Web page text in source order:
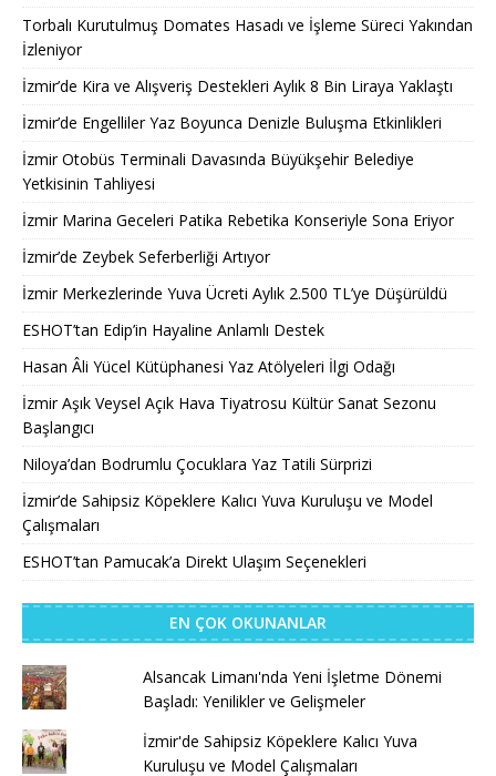
Torbalı Kurutulmuş Domates Hasadı ve İşleme Süreci Yakından
İzleniyor
İzmir’de Kira ve Alışveriş Destekleri Aylık 8 Bin Liraya Yaklaştı
İzmir’de Engelliler Yaz Boyunca Denizle Buluşma Etkinlikleri
İzmir Otobüs Terminali Davasında Büyükşehir Belediye
Yetkisinin Tahliyesi
İzmir Marina Geceleri Patika Rebetika Konseriyle Sona Eriyor
İzmir’de Zeybek Seferberliği Artıyor
İzmir Merkezlerinde Yuva Ücreti Aylık 2.500 TL’ye Düşürüldü
ESHOT’tan Edip’in Hayaline Anlamlı Destek
Hasan Âli Yücel Kütüphanesi Yaz Atölyeleri İlgi Odağı
İzmir Aşık Veysel Açık Hava Tiyatrosu Kültür Sanat Sezonu
Başlangıcı
Niloya’dan Bodrumlu Çocuklara Yaz Tatili Sürprizi
İzmir’de Sahipsiz Köpeklere Kalıcı Yuva Kuruluşu ve Model
Çalışmaları
ESHOT’tan Pamucak’a Direkt Ulaşım Seçenekleri
EN ÇOK OKUNANLAR
Alsancak Limanı'nda Yeni İşletme Dönemi
Başladı: Yenilikler ve Gelişmeler
İzmir'de Sahipsiz Köpeklere Kalıcı Yuva
Kuruluşu ve Model Çalışmaları